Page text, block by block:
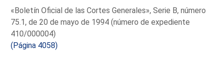
«Boletín Oficial de las Cortes Generales», Serie B, número
75.1, de 20 de mayo de 1994 (número de expediente
410/000004)
(Página 4058)